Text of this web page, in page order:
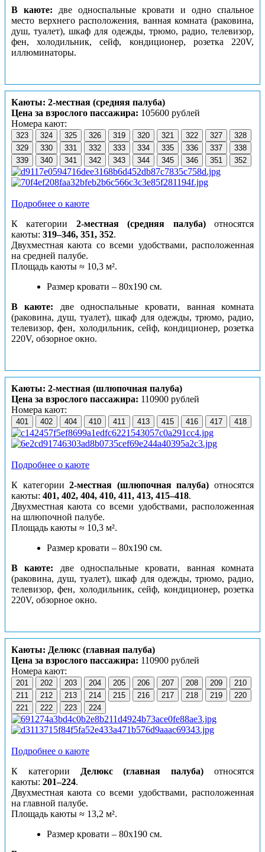
В каюте: две односпальные кровати и одно спальное
место верхнего расположения, ванная комната (раковина,
душ, туалет), шкаф для одежды, трюмо, радио, телевизор,
фен, холодильник, сейф, кондиционер, розетка 220V,
иллюминаторы.
Каюты: 2-местная (средняя палуба)
Цена за взрослого пассажира: 105600 рублей
Номера кают:
323 324 325 326 319 320 321 322 327
328
329
330 331 332 333 334 335 336 337
338
339
340 341 342 343 344 345 346 351 352
Подробнее о каюте
К категории 2-местная (средняя палуба)относятся
каюты: 319–346, 351, 352.
Двухместная каюта со всеми удобствами, расположенная
на средней палубе.
Площадь каюты ≈ 10,3 м².
Размер кровати – 80х190 см.
В каюте: две односпальные кровати, ванная комната
(раковина, душ, туалет), шкаф для одежды, трюмо, радио,
телевизор, фен, холодильник, сейф, кондиционер, розетка
220V, обзорное окно.
Каюты: 2-местная (шлюпочная палуба)
Цена за взрослого пассажира: 110900 рублей
Номера кают:
401 402 404 410 411 413 415 416 417 418
Подробнее о каюте
К категории2-местная (шлюпочная палуба) относятся
каюты: 401, 402, 404, 410, 411, 413, 415–418.
Двухместная каюта со всеми удобствами, расположенная
на шлюпочной палубе.
Площадь каюты ≈ 10,3 м².
Размер кровати – 80х190 см.
В каюте: две односпальные кровати, ванная комната
(раковина, душ, туалет), шкаф для одежды, трюмо, радио,
телевизор, фен, холодильник, сейф, кондиционер, розетка
220V, обзорное окно.
Каюты: Делюкс (главная палуба)
Цена за взрослого пассажира: 110900 рублей
Номера кают:
201 202 203 204 205 206 207 208 209
210
211
212 213 214 215 216 217 218 219
220
221
222 223 224
Подробнее о каюте
К категории
Делюкс (главная палуба) относятся
каюты: 201–224.
Двухместная каюта со всеми удобствами, расположенная
на главной палубе.
Площадь каюты ≈ 13,2 м².
Размер кровати – 80х190 см.